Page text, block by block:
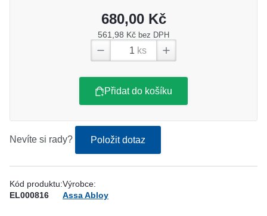
680,00 Kč
561,98 Kč bez DPH
ks
Přidat do košíku
Nevíte si rady? Položit dotaz
Kód produktu:
EL000816
Výrobce:
Assa Abloy